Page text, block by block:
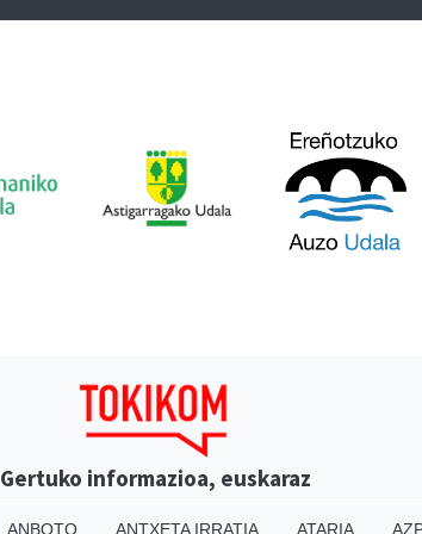
Gertuko informazioa, euskaraz
ANBOTO ANTXETA IRRATIA ATARIA